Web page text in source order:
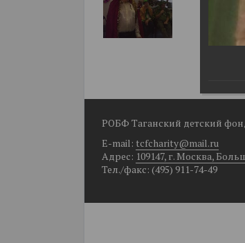
РОБФ Таганский детский
E-mail: tcfcharity@mail.ru
Адрес: 109147, г. Москва,
Тел./факс: (495) 911-74-49